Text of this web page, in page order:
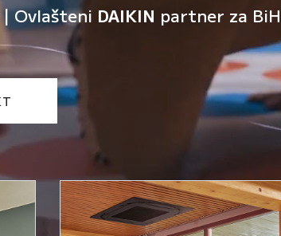
Ovlašteni DAIKIN partner za BiH